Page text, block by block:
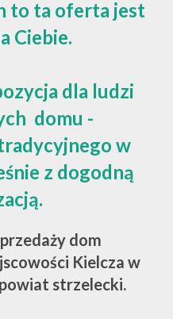
to ta oferta jest
Ciebie.
dla ludzi
domu -
w
z dogodną
dom
Kielcza w
strzelecki.